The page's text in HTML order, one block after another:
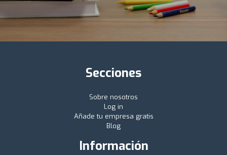
Secciones
Sobre nosotros
Log in
Añade tu empresa gratis
Blog
Información